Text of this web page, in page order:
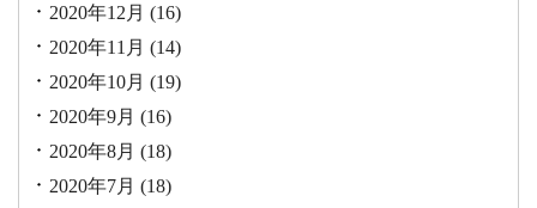
2020年12月 (16)
2020年11月 (14)
2020年10月 (19)
2020年9月 (16)
2020年8月 (18)
2020年7月 (18)